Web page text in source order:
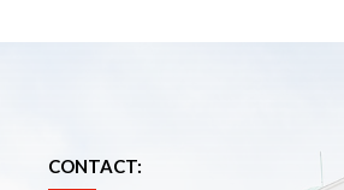
CONTACT: